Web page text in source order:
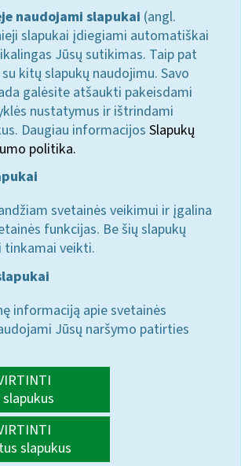
naudojami slapukai (angl.
slapukai įdiegiami automatiškai
Jūsų sutikimas. Taip pat
kitų slapukų naudojimu. Savo
galėsite atšaukti pakeisdami
nustatymus ir ištrindami
Daugiau informacijos Slapukų
politika.
svetainės veikimui ir įgalina
funkcijas. Be šių slapukų
tinkamai veikti.
informaciją apie svetainės
Jūsų naršymo patirties
slapukus
slapukus